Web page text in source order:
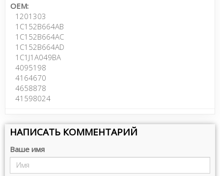
OEM:
1201303
1C152B664AB
1C152B664AC
1C152B664AD
1C1J1A049BA
4095198
4164670
4658878
41598024
НАПИСАТЬ КОММЕНТАРИЙ
Ваше имя